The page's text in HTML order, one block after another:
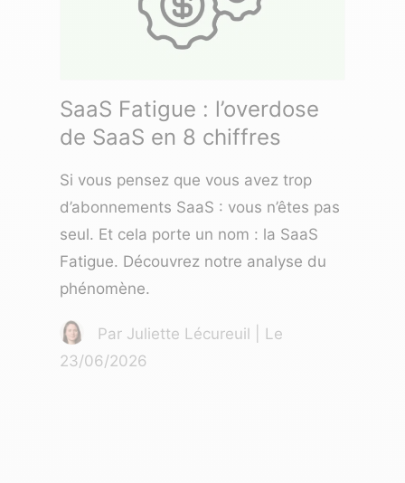
SaaS Fatigue : l’overdose
de SaaS en 8 chiffres
Si vous pensez que vous avez trop
d’abonnements SaaS : vous n’êtes pas
seul. Et cela porte un nom : la SaaS
Fatigue. Découvrez notre analyse du
phénomène.
Par Juliette Lécureuil | Le
23/06/2026